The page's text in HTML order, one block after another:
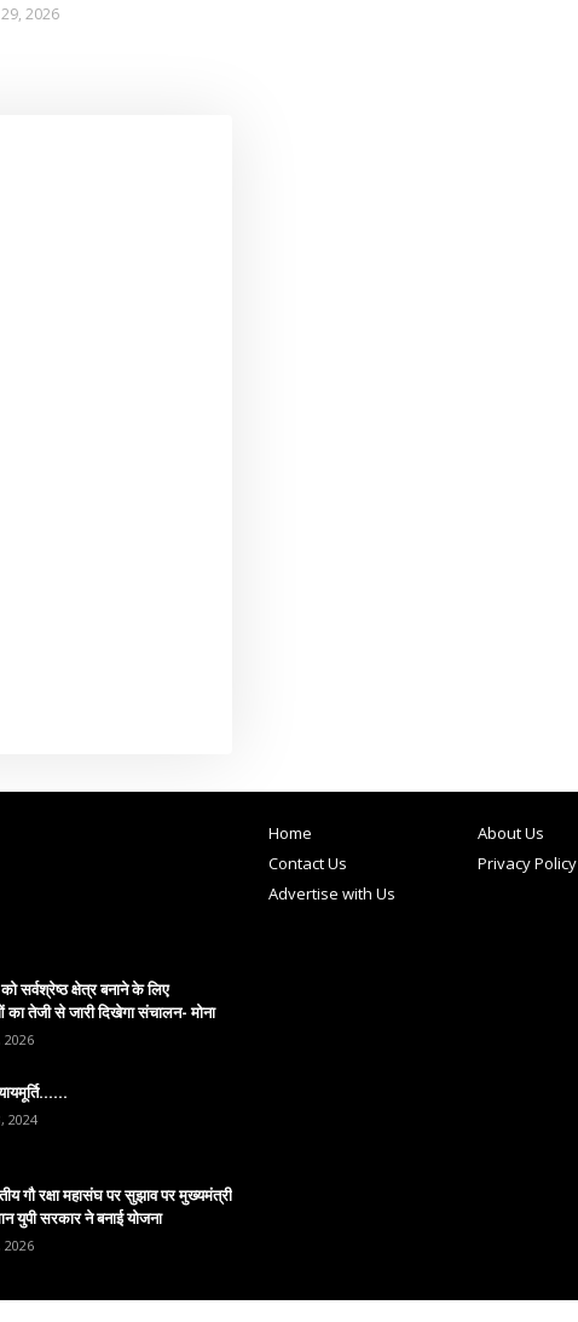
29, 2026
सर्वश्रेष्ठ क्षेत्र बनाने के लिए
का तेजी से जारी दिखेगा संचालन- मोना
2026
2024
गौ रक्षा महासंघ पर सुझाव पर मुख्यमंत्री
युपी सरकार ने बनाई योजना
2026
Home
About Us
Contact Us
Privacy Policy
Advertise with Us